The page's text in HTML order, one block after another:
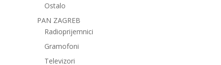
Ostalo
PAN ZAGREB
Radioprijemnici
Gramofoni
Televizori